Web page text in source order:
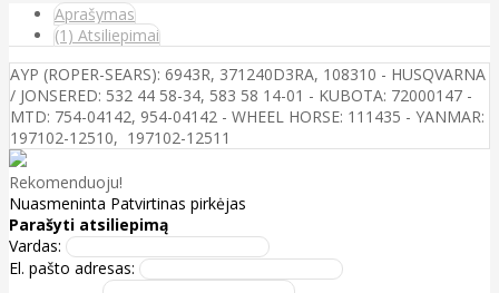
Aprašymas
(1) Atsiliepimai
AYP (ROPER-SEARS): 6943R, 371240D3RA, 108310 - HUSQVARNA
/ JONSERED: 532 44 58-34, 583 58 14-01 - KUBOTA: 72000147 -
MTD: 754-04142, 954-04142 - WHEEL HORSE: 111435 - YANMAR:
197102-12510, 197102-12511
Rekomenduoju!
Nuasmeninta Patvirtinas pirkėjas
Parašyti atsiliepimą
Vardas:
El. pašto adresas: